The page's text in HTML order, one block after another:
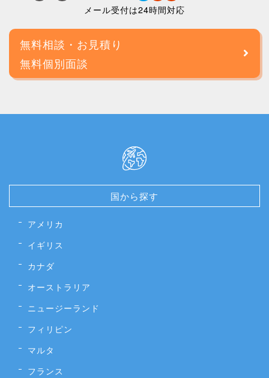
メール受付は24時間対応
無料相談・お見積り
無料個別面談
国から探す
アメリカ
イギリス
カナダ
オーストラリア
ニュージーランド
フィリピン
マルタ
フランス